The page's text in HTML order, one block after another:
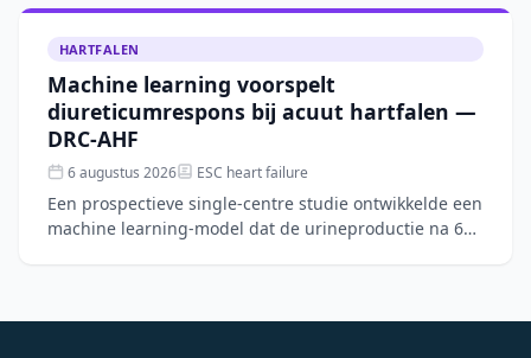
HARTFALEN
Machine learning voorspelt
diureticumrespons bij acuut hartfalen —
DRC-AHF
6 augustus 2026 ESC heart failure
Een prospectieve single-centre studie ontwikkelde een
machine learning-model dat de urineproductie na 6